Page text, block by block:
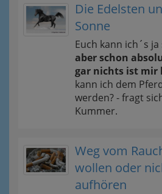
Die Edelsten
Sonne
Euch kann ich´s ja
aber schon
gar nichts ist mir
kann ich dem
werden? - fragt
Kummer.
Weg vom
wollen oder
aufhören